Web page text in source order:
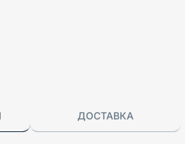
ДОСТАВКА